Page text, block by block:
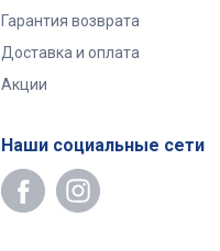
Гарантия возврата
Доставка и оплата
Акции
Наши социальные сети